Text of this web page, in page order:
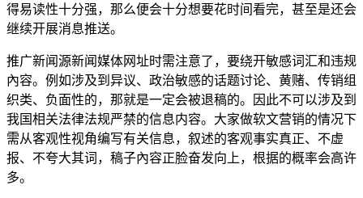
得易读性十分强，那么便会十分想要花时间看完，甚至是还会
继续开展消息推送。
推广新闻源新闻媒体网址时需注意了，要绕开敏感词汇和违规
內容。例如涉及到异议、政治敏感的话题讨论、黄赌、传销组
织类、负面性的，那就是一定会被退稿的。因此不可以涉及到
我国相关法律法规严禁的信息内容。大家做软文营销的情况下
需从客观性视角编写有关信息，叙述的客观事实真正、不虚
报、不夸大其词，稿子內容正脸奋发向上，根据的概率会高许
多。